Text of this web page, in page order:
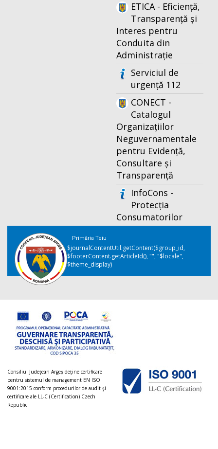
ETICA - Eficiență,
Transparență și
Interes pentru
Conduita din
Administrație
Serviciul de
urgență 112
CONECT -
Catalogul
Organizațiilor
Neguvernamentale
pentru Evidență,
Consultare și
Transparență
InfoCons -
Protecția
Consumatorilor
Primăria Teiu
$journalContentUtil.getContent($group_id,
$footerContent.getArticleId(), "", "$locale",
$theme_display)
Consiliul Judeţean Argeș deţine certificare
pentru sistemul de management EN ISO
9001:2015 conform procedurilor de audit şi
certificare ale LL-C (Certification) Czech
Republic